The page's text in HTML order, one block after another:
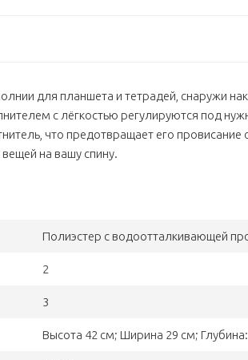
для планшета и тетрадей, снаружи
с лёгкостью регулируются под
что предотвращает его провисание
на вашу спину.
Полиэстер с водоотталкивающей
2
3
Высота 42 см; Ширина 29 см;